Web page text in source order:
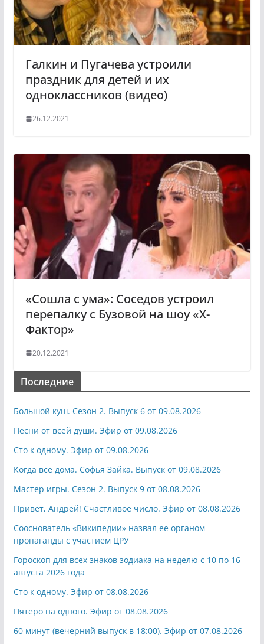
Галкин и Пугачева устроили
праздник для детей и их
одноклассников (видео)
26.12.2021
«Сошла с ума»: Соседов устроил
перепалку с Бузовой на шоу «X-
Фактор»
20.12.2021
Последние
Большой куш. Сезон 2. Выпуск 6 от 09.08.2026
Песни от всей души. Эфир от 09.08.2026
Сто к одному. Эфир от 09.08.2026
Когда все дома. Софья Зайка. Выпуск от 09.08.2026
Мастер игры. Сезон 2. Выпуск 9 от 08.08.2026
Привет, Андрей! Счастливое число. Эфир от 08.08.2026
Сооснователь «Википедии» назвал ее органом
пропаганды с участием ЦРУ
Гороскоп для всех знаков зодиака на неделю с 10 по 16
августа 2026 года
Сто к одному. Эфир от 08.08.2026
Пятеро на одного. Эфир от 08.08.2026
60 минут (вечерний выпуск в 18:00). Эфир от 07.08.2026